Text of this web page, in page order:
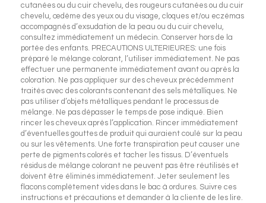
cutanées ou du cuir chevelu, des rougeurs cutanées ou du cuir
chevelu, œdème des yeux ou du visage, cloques et/ou eczémas
accompagnés d’exsudation de la peau ou du cuir chevelu,
consultez immédiatement un médecin. Conserver hors de la
portée des enfants. PRECAUTIONS ULTERIEURES: une fois
préparé le mélange colorant, l’utiliser immédiatement. Ne pas
effectuer une permanente immédiatement avant ou après la
coloration. Ne pas appliquer sur des cheveux précédemment
traités avec des colorants contenant des sels métalliques. Ne
pas utiliser d’objets métalliques pendant le processus de
mélange. Ne pas dépasser le temps de pose indiqué. Bien
rincer les cheveux après l’application. Rincer immédiatement
d’éventuelles gouttes de produit qui auraient coulé sur la peau
ou sur les vêtements. Une forte transpiration peut causer une
perte de pigments colorés et tacher les tissus. D’éventuels
résidus de mélange colorant ne peuvent pas être réutilisés et
doivent être éliminés immédiatement. Jeter seulement les
flacons complètement vides dans le bac à ordures. Suivre ces
instructions et précautions et demander à la cliente de les lire.